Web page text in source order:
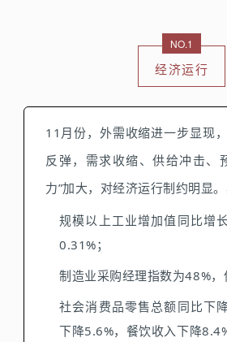
NO.1
经济运行
11月份，外需收缩进一步显现
反弹，需求收缩、供给冲击、
力”加大，对经济运行制约明显。
规模以上工业增加值同比增
0.31%；
制造业采购经理指数为48%，
社会消费品零售总额同比下
下降5.6%，餐饮收入下降8.4%